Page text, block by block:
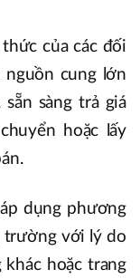
của các đối
cung lớn
sàng trả giá
hoặc lấy
dụng phương
trường với lý do
hoặc trang